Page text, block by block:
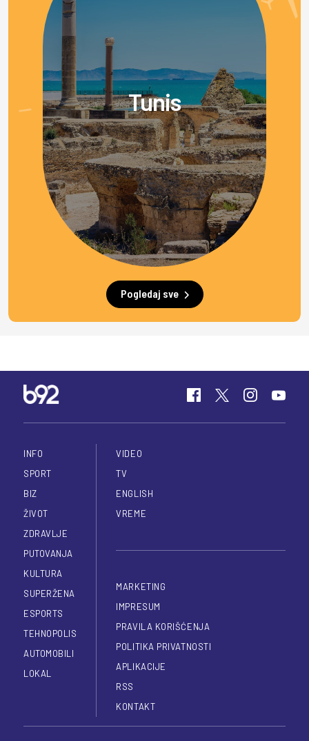
Tunis
Pogledaj sve
INFO
SPORT
BIZ
ŽIVOT
ZDRAVLJE
PUTOVANJA
KULTURA
SUPERŽENA
ESPORTS
TEHNOPOLIS
AUTOMOBILI
LOKAL
VIDEO
TV
ENGLISH
VREME
MARKETING
IMPRESUM
PRAVILA KORIŠĆENJA
POLITIKA PRIVATNOSTI
APLIKACIJE
RSS
KONTAKT